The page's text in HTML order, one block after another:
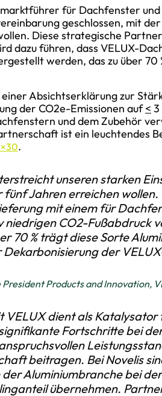
für Dachfenster
geschlossen, mit
Diese strategische
dazu führen, dass VELUX-
werden, das zu über 70
Absichtserklärung zur
der CO2e-Emissionen auf< 3
und dem Zubehör
ist ein leuchtendes
.
unseren starken
Jahren erreichen
mit einem für
niedrigen CO2-Fußabdruck
70 % trägt diese Sorte
der
Products and Innovation,
VELUX dient als
Fortschritte bei
beitragen. Bei Novelis
Aluminiumbranche bei
übernehmen.